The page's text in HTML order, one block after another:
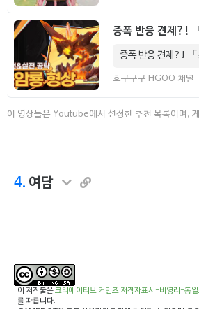
흐구구구 HGOO 채널
이 영상들은 Youtube에서 선정한 추천 목록이며,
4. 여담
이 저작물은크리에이티브 커먼즈 저작자표시-비영리-동
를 따릅니다.